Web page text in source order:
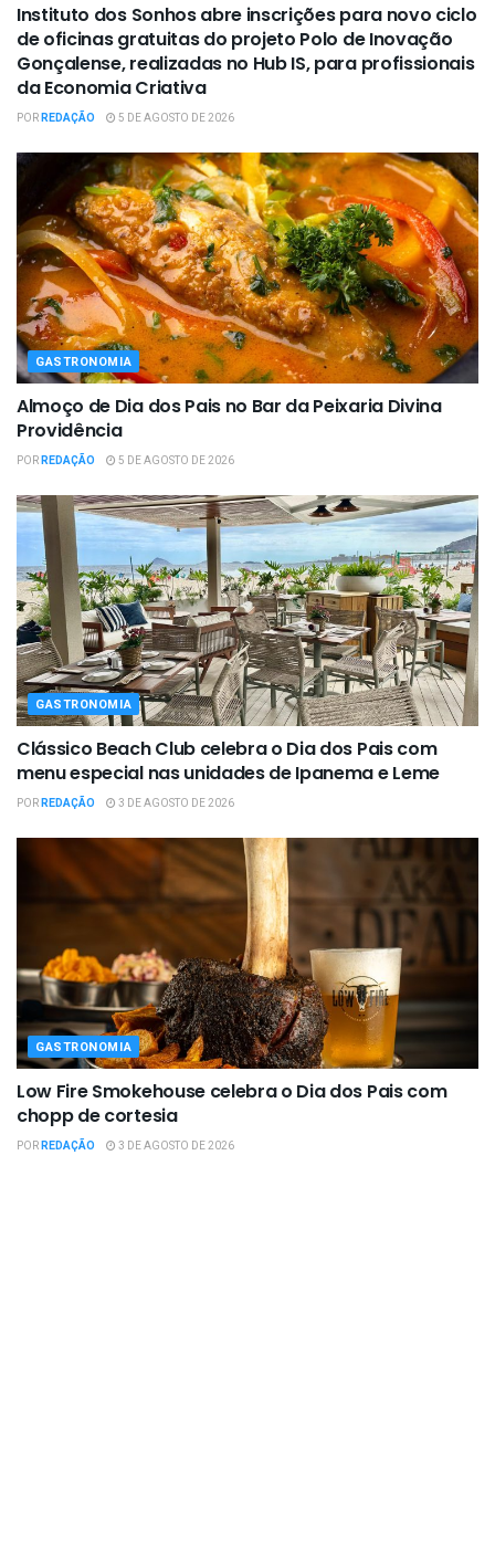
Instituto dos Sonhos abre inscrições para novo ciclo
de oficinas gratuitas do projeto Polo de Inovação
Gonçalense, realizadas no Hub IS, para profissionais
da Economia Criativa
PORREDAÇÃO 5 DE AGOSTO DE 2026
GASTRONOMIA
Almoço de Dia dos Pais no Bar da Peixaria Divina
Providência
PORREDAÇÃO 5 DE AGOSTO DE 2026
GASTRONOMIA
Clássico Beach Club celebra o Dia dos Pais com
menu especial nas unidades de Ipanema e Leme
PORREDAÇÃO 3 DE AGOSTO DE 2026
GASTRONOMIA
Low Fire Smokehouse celebra o Dia dos Pais com
chopp de cortesia
PORREDAÇÃO 3 DE AGOSTO DE 2026